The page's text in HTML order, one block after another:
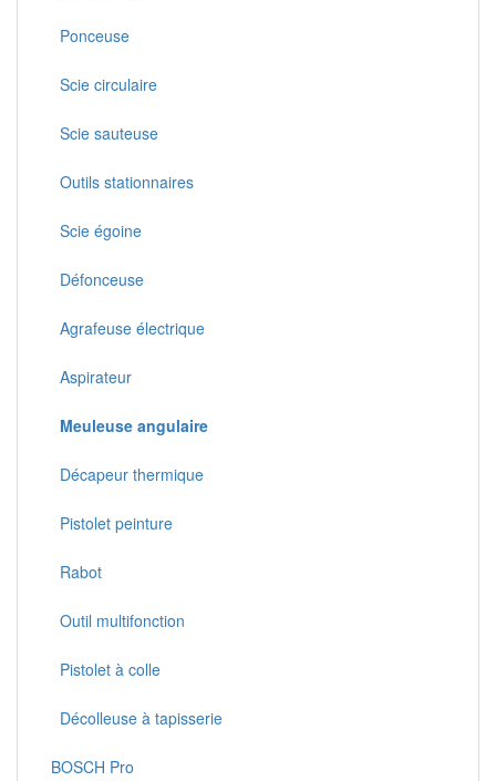
Ponceuse
Scie circulaire
Scie sauteuse
Outils stationnaires
Scie égoine
Défonceuse
Agrafeuse électrique
Aspirateur
Meuleuse angulaire
Décapeur thermique
Pistolet peinture
Rabot
Outil multifonction
Pistolet à colle
Décolleuse à tapisserie
BOSCH Pro